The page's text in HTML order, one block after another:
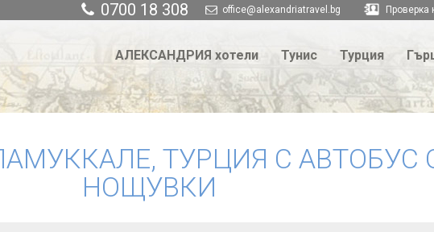
0700 18 308 office@alexandriatravel.bg Проверка
АЛЕКСАНДРИЯ хотели Тунис Турция
ТУРЦИЯ С АВТОБУС
НОЩУВКИ